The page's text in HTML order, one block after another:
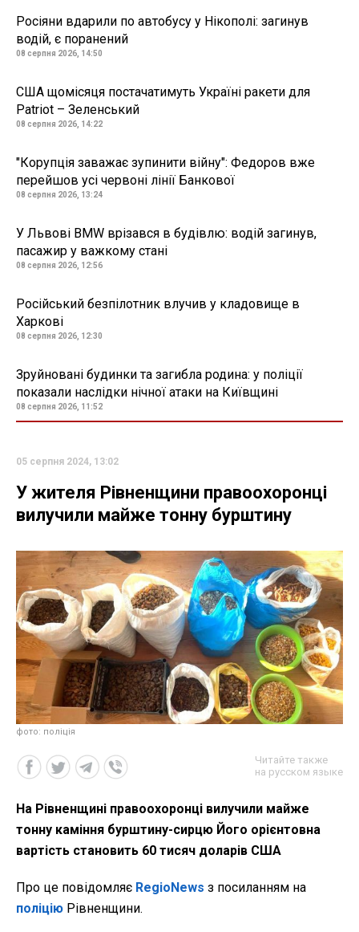
Росіяни вдарили по автобусу у Нікополі: загинув
водій, є поранений
08 серпня 2026, 14:50
США щомісяця постачатимуть Україні ракети для
Patriot – Зеленський
08 серпня 2026, 14:22
"Корупція заважає зупинити війну": Федоров вже
перейшов усі червоні лінії Банкової
08 серпня 2026, 13:24
У Львові BMW врізався в будівлю: водій загинув,
пасажир у важкому стані
08 серпня 2026, 12:56
Російський безпілотник влучив у кладовище в
Харкові
08 серпня 2026, 12:30
Зруйновані будинки та загибла родина: у поліції
показали наслідки нічної атаки на Київщині
08 серпня 2026, 11:52
05 серпня 2024, 13:02
У жителя Рівненщини правоохоронці
вилучили майже тонну бурштину
фото: поліція
Читайте также
на русском языке
На Рівненщині правоохоронці вилучили майже
тонну каміння бурштину-сирцю Його орієнтовна
вартість становить 60 тисяч доларів США
Про це повідомляє RegioNews з посиланням на
поліцію Рівненщини.